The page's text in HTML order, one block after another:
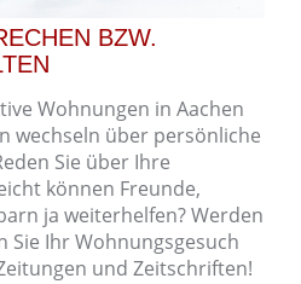
BZW.
Wohnungen in Aachen
wechseln über persönliche
Sie über Ihre
können Freunde,
ja weiterhelfen? Werden
Sie Ihr Wohnungsgesuch
und Zeitschriften!